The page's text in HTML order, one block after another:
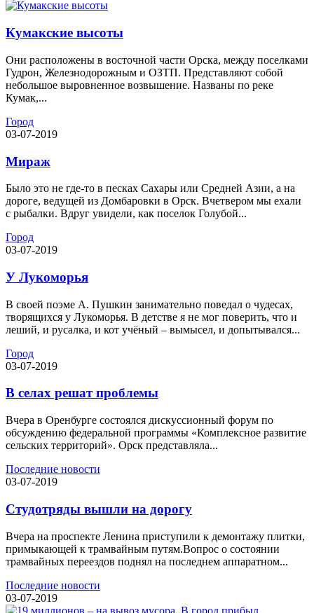
Кумакские высоты
Они расположены в восточной части Орска, между поселками
Гудрон, Железнодорожным и ОЗТП. Представляют собой
небольшое выровненное возвышение. Названы по реке
Кумак,...
Город
03-07-2019
Мираж
Было это не где-то в песках Сахары или Средней Азии, а на
дороге, ведущей из Домбаровки в Орск. Вчетвером мы ехали
с рыбалки. Вдруг увидели, как поселок Голубой...
Город
03-07-2019
У Лукоморья
В своей поэме А. Пушкин занимательно поведал о чудесах,
творящихся у Лукоморья. В детстве я не мог поверить, что и
леший, и русалка, и кот учёный – вымысел, и допытывался...
Город
03-07-2019
В селах решат проблемы
Вчера в Оренбурге состоялся дискуссионный форум по
обсуждению федеральной программы «Комплексное развитие
сельских территорий». Орск представляла...
Последние новости
03-07-2019
Студотряды вышли на дорогу
Вчера на проспекте Ленина приступили к демонтажу плитки,
примыкающей к трамвайным путям.Вопрос о состоянии
трамвайных переездов поднял на последнем аппаратном...
Последние новости
03-07-2019